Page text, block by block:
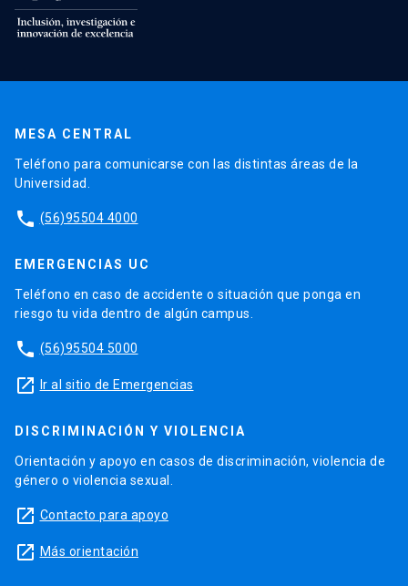
MESA CENTRAL
Teléfono para comunicarse con las distintas áreas de la
Universidad.
phone (56)95504 4000
EMERGENCIAS UC
Teléfono en caso de accidente o situación que ponga en
riesgo tu vida dentro de algún campus.
phone (56)95504 5000
launch Ir al sitio de Emergencias
DISCRIMINACIÓN Y VIOLENCIA
Orientación y apoyo en casos de discriminación, violencia de
género o violencia sexual.
launch Contacto para apoyo
launch Más orientación